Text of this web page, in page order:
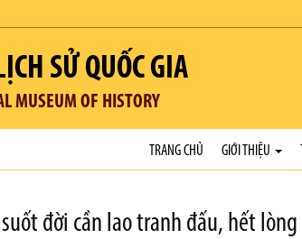
SỬ QUỐC GIA
MUSEUM OF HISTORY
TRANG CHỦ GIỚI THIỆU
đời cần lao tranh đấu, hết